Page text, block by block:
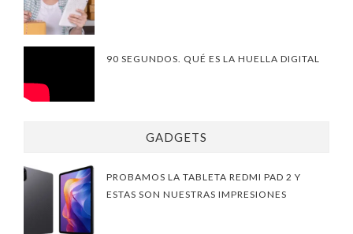
90 SEGUNDOS. QUÉ ES LA HUELLA DIGITAL
GADGETS
PROBAMOS LA TABLETA REDMI PAD 2 Y
ESTAS SON NUESTRAS IMPRESIONES